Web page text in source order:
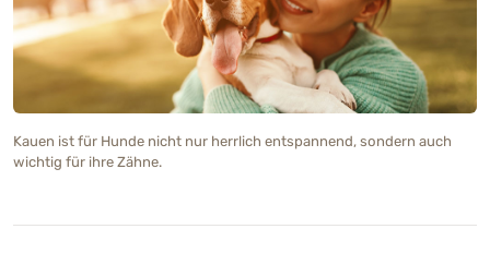
Kauen ist für Hunde nicht nur herrlich entspannend, sondern auch
wichtig für ihre Zähne.